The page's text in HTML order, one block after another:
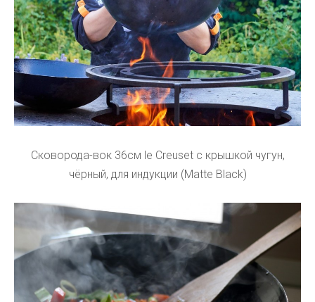
Сковорода-вок 36см le Creuset с крышкой чугун,
чёрный, для индукции (Matte Black)